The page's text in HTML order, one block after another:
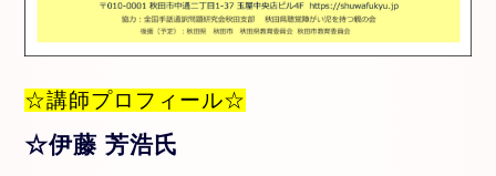
☆講師プロフィール☆
☆伊藤 芳浩氏